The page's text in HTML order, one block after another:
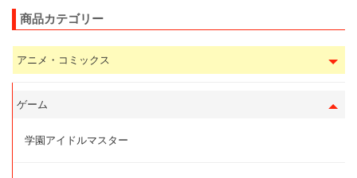
商品カテゴリー
アニメ・コミックス
ゲーム
学園アイドルマスター